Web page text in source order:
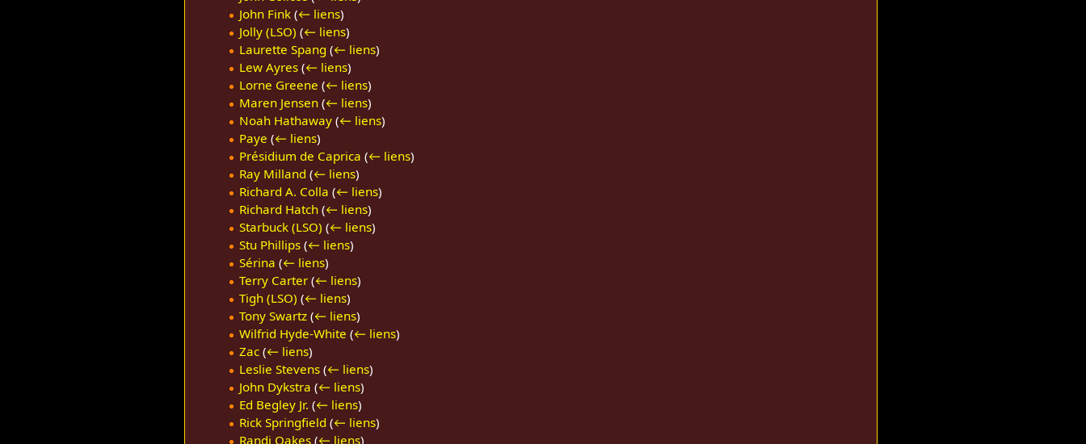
John Fink (← liens)
Jolly (LSO) (← liens)
Laurette Spang (← liens)
Lew Ayres (← liens)
Lorne Greene (← liens)
Maren Jensen (← liens)
Noah Hathaway (← liens)
Paye (← liens)
Présidium de Caprica (← liens)
Ray Milland (← liens)
Richard A. Colla (← liens)
Richard Hatch (← liens)
Starbuck (LSO) (← liens)
Stu Phillips (← liens)
Sérina (← liens)
Terry Carter (← liens)
Tigh (LSO) (← liens)
Tony Swartz (← liens)
Wilfrid Hyde-White (← liens)
Zac (← liens)
Leslie Stevens (← liens)
John Dykstra (← liens)
Ed Begley Jr. (← liens)
Rick Springfield (← liens)
Randi Oakes (← liens)